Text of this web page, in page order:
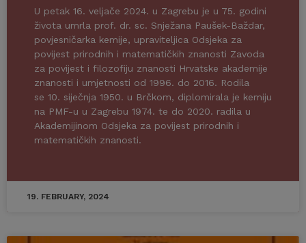
U petak 16. veljače 2024. u Zagrebu je u 75. godini
života umrla prof. dr. sc. Snježana Paušek-Baždar,
povjesničarka kemije, upraviteljica Odsjeka za
povijest prirodnih i matematičkih znanosti Zavoda
za povijest i filozofiju znanosti Hrvatske akademije
znanosti i umjetnosti od 1996. do 2016. Rodila
se 10. siječnja 1950. u Brčkom, diplomirala je kemiju
na PMF-u u Zagrebu 1974. te do 2020. radila u
Akademijinom Odsjeka za povijest prirodnih i
matematičkih znanosti.
19. FEBRUARY, 2024